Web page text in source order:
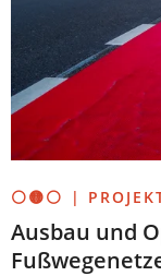
⚪🟡⚪ |
Ausbau und